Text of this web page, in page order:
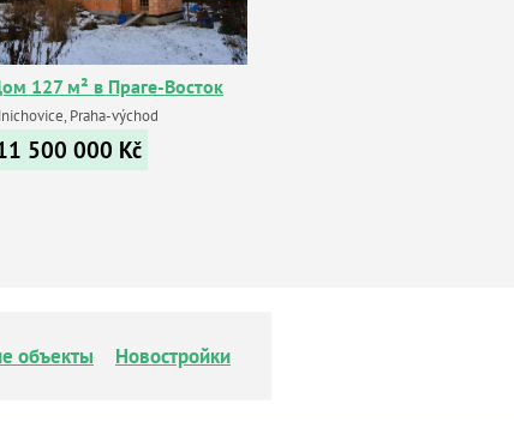
127 м² в Праге-Восток
Praha-východ
500 000 Kč
объекты Новостройки